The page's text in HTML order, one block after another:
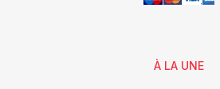
À LA UNE